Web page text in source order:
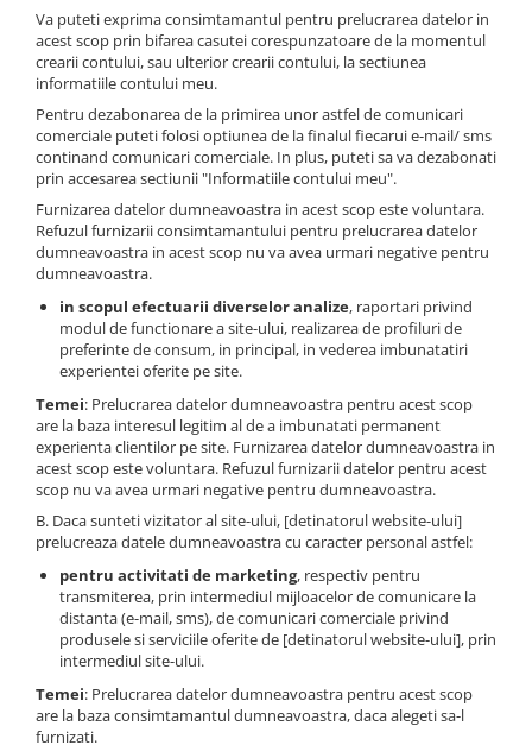
TRICOURI DACIA
TRICOURI FORD
TRICOURI MERCEDES
TRICOURI OPEL
TRICOURI PEUGEOT
TRICOURI RENAULT
TRICOURI SEAT
TRICOURI SKODA
TRICOURI VOLKSWAGEN
TRICOURI VOLVO
PENTRU PASIONATII AUTO
TRICOURI AMUZANTE
TRICOURI ANIVERSARE
TRICOURI CU MESAJE
TRICOURI CU PROFESII
CASATORITI
TRICOURI DAMA
TRICOURI IUBITORI DE CAINI
TRICOURI IUBITORI DE PISICI
TRICOURI JDM
Va puteti exprima consimtamantul pentru prelucrarea datelor in
acest scop prin bifarea casutei corespunzatoare de la momentul
crearii contului, sau ulterior crearii contului, la sectiunea
informatiile contului meu.
Pentru dezabonarea de la primirea unor astfel de comunicari
comerciale puteti folosi optiunea de la finalul fiecarui e-mail/ sms
continand comunicari comerciale. In plus, puteti sa va dezabonati
prin accesarea sectiunii "Informatiile contului meu".
Furnizarea datelor dumneavoastra in acest scop este voluntara.
Refuzul furnizarii consimtamantului pentru prelucrarea datelor
dumneavoastra in acest scop nu va avea urmari negative pentru
dumneavoastra.
in scopul efectuarii diverselor analize, raportari privind
modul de functionare a site-ului, realizarea de profiluri de
preferinte de consum, in principal, in vederea imbunatatiri
experientei oferite pe site.
Temei: Prelucrarea datelor dumneavoastra pentru acest scop
are la baza interesul legitim al de a imbunatati permanent
experienta clientilor pe site. Furnizarea datelor dumneavoastra in
acest scop este voluntara. Refuzul furnizarii datelor pentru acest
scop nu va avea urmari negative pentru dumneavoastra.
B. Daca sunteti vizitator al site-ului, [detinatorul website-ului]
prelucreaza datele dumneavoastra cu caracter personal astfel:
pentru activitati de marketing, respectiv pentru
transmiterea, prin intermediul mijloacelor de comunicare la
distanta (e-mail, sms), de comunicari comerciale privind
produsele si serviciile oferite de [detinatorul website-ului], prin
intermediul site-ului.
Temei: Prelucrarea datelor dumneavoastra pentru acest scop
are la baza consimtamantul dumneavoastra, daca alegeti sa-l
furnizati.